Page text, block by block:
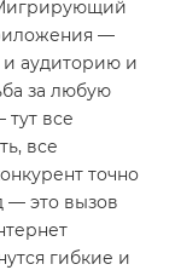
—
и аудиторию и
за любую
все
все
точно
— это вызов
гибкие и